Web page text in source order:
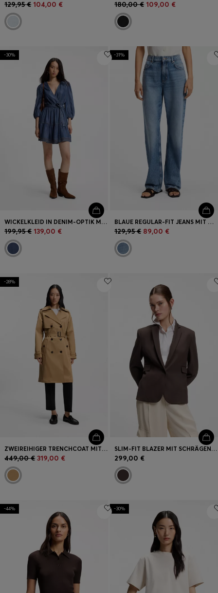
129,95 € 104,00 € 180,00 € 109,00 €
-30%
WICKELKLEID IN DENIM-OPTIK MIT BALLONÄRMELN
199,95 € 139,00 €
-31%
BLAUE REGULAR-FIT JEANS MIT HOHEM BUND AUS FESTEM DENIM
129,95 € 89,00 €
-28%
ZWEIREIHIGER TRENCHCOAT MIT GÜRTEL MIT SCHLIESSE
449,00 € 319,00 €
SLIM-FIT BLAZER MIT SCHRÄGEN ABNÄHERN
299,00 €
-44% -30%